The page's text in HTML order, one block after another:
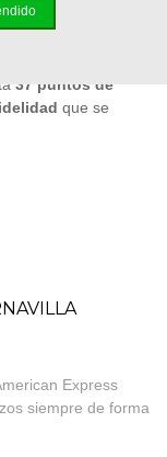
37 puntos de
que se
Express
siempre de forma